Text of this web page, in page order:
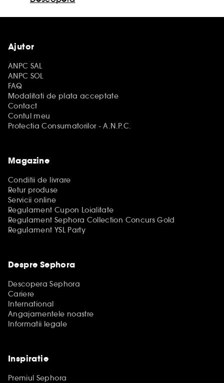
Ajutor
ANPC SAL
ANPC SOL
FAQ
Modalitati de plata acceptate
Contact
Contul meu
Protectia Consumatorilor - A.N.P.C.
Magazine
Conditii de livrare
Retur produse
Servicii online
Regulament Cupon Loialitate
Regulament Sephora Collection Concurs Gold
Regulament YSL Party
Despre Sephora
Descopera Sephora
Cariere
International
Angajamentele noastre
Informatii legale
Inspiratie
Premiul Sephora